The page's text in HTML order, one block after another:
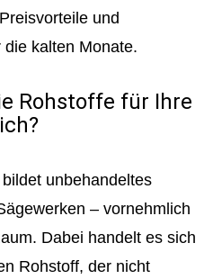
und
kalten Monate.
Rohstoffe für Ihre
unbehandeltes
– vornehmlich
Dabei handelt es sich
Rohstoff, der nicht